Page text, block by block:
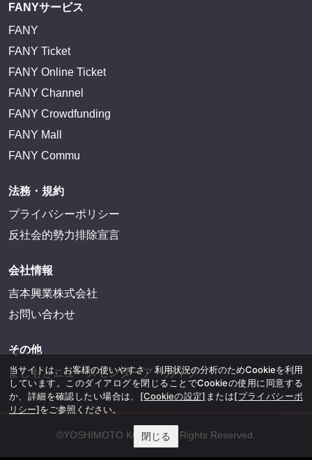
FANYサービス
FANY
FANY Ticket
FANY Online Ticket
FANY Channel
FANY Crowdfunding
FANY Mall
FANY Commu
法務・規約
プライバシーポリシー
反社会的勢力排除宣言
会社情報
吉本興業株式会社
お問い合わせ
その他
よしもとニュースセンターアーカイブ
©YOSHIMOTO KOGYO, All Rights Reserved.
当サイトは、お客様の使いやすさ、利用状況の分析のためCookieを利用
しています。このダイアログを閉じることでCookieの使用に同意する
か、詳細を確認したい場合は、 [Cookieの設定] または[プライバシーポ
リシー]をご参照ください。
閉じる